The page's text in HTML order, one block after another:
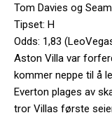
Tom Davies og
Tipset: H
Odds: 1,83
Aston Villa var
kommer neppe til å
Everton plages av
tror Villas første